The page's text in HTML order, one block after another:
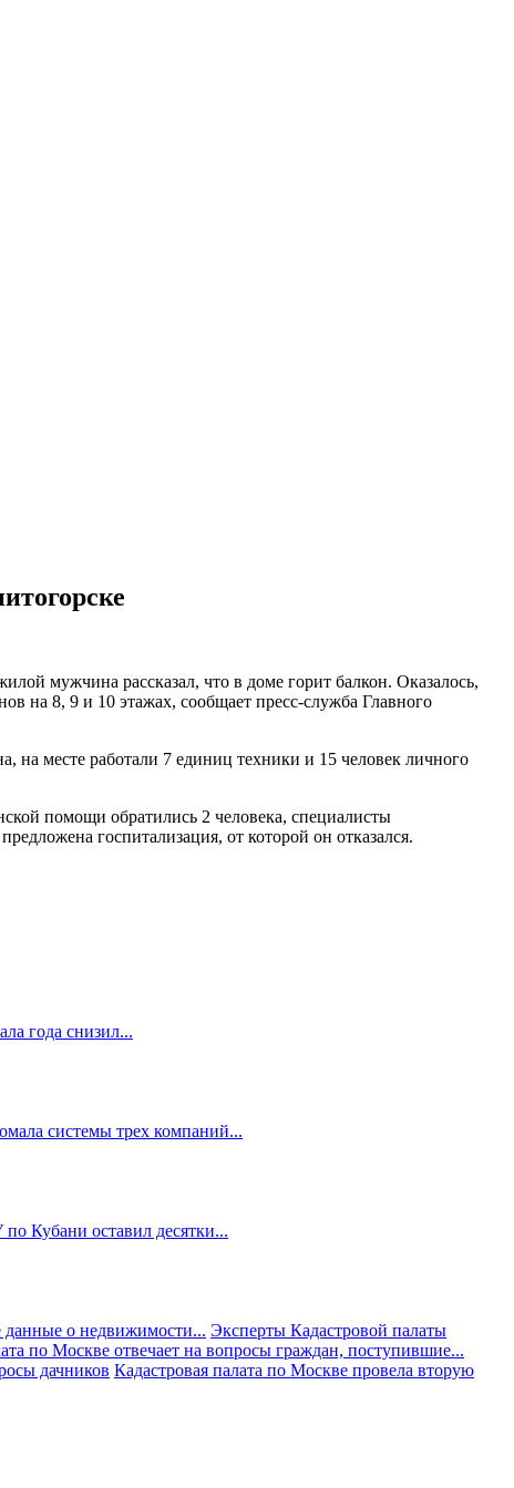
мужчина рассказал, что в доме горит балкон. Оказалось,
на 8, 9 и 10 этажах, сообщает пресс-служба Главного
на месте работали 7 единиц техники и 15 человек личного
помощи обратились 2 человека, специалисты
госпитализация, от которой он отказался.
года снизил...
системы трех компаний...
Кубани оставил десятки...
данные о недвижимости... Эксперты Кадастровой палаты
по Москве отвечает на вопросы граждан, поступившие...
дачников Кадастровая палата по Москве провела вторую